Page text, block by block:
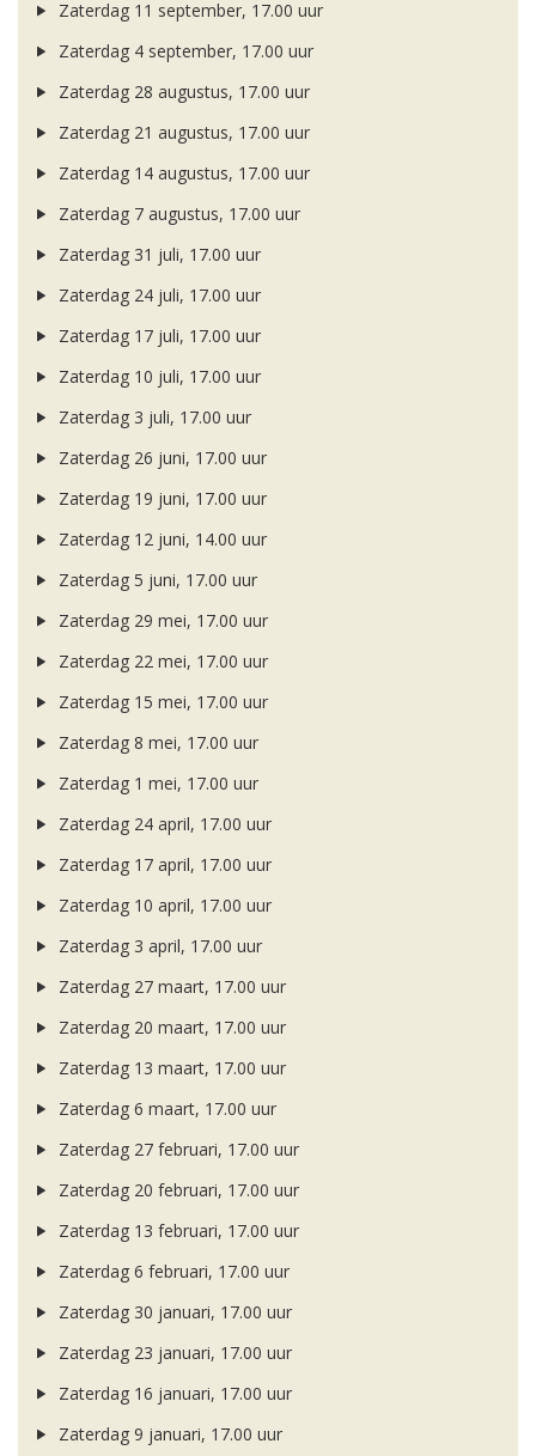
Zaterdag 11 september, 17.00 uur
Zaterdag 4 september, 17.00 uur
Zaterdag 28 augustus, 17.00 uur
Zaterdag 21 augustus, 17.00 uur
Zaterdag 14 augustus, 17.00 uur
Zaterdag 7 augustus, 17.00 uur
Zaterdag 31 juli, 17.00 uur
Zaterdag 24 juli, 17.00 uur
Zaterdag 17 juli, 17.00 uur
Zaterdag 10 juli, 17.00 uur
Zaterdag 3 juli, 17.00 uur
Zaterdag 26 juni, 17.00 uur
Zaterdag 19 juni, 17.00 uur
Zaterdag 12 juni, 14.00 uur
Zaterdag 5 juni, 17.00 uur
Zaterdag 29 mei, 17.00 uur
Zaterdag 22 mei, 17.00 uur
Zaterdag 15 mei, 17.00 uur
Zaterdag 8 mei, 17.00 uur
Zaterdag 1 mei, 17.00 uur
Zaterdag 24 april, 17.00 uur
Zaterdag 17 april, 17.00 uur
Zaterdag 10 april, 17.00 uur
Zaterdag 3 april, 17.00 uur
Zaterdag 27 maart, 17.00 uur
Zaterdag 20 maart, 17.00 uur
Zaterdag 13 maart, 17.00 uur
Zaterdag 6 maart, 17.00 uur
Zaterdag 27 februari, 17.00 uur
Zaterdag 20 februari, 17.00 uur
Zaterdag 13 februari, 17.00 uur
Zaterdag 6 februari, 17.00 uur
Zaterdag 30 januari, 17.00 uur
Zaterdag 23 januari, 17.00 uur
Zaterdag 16 januari, 17.00 uur
Zaterdag 9 januari, 17.00 uur